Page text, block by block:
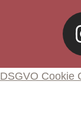
DSGVO Cookie